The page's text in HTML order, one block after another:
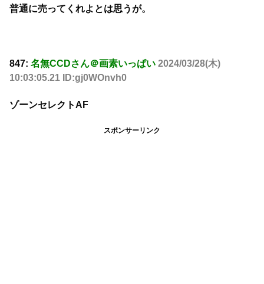
普通に売ってくれよとは思うが。
847: 名無CCDさん＠画素いっぱい 2024/03/28(木)
10:03:05.21 ID:gj0WOnvh0
ゾーンセレクトAF
スポンサーリンク